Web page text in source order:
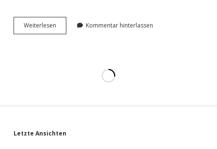
Wei­ter­le­sen
dem
Kommentar hinterlassen
Sidebar
Letzte Ansichten